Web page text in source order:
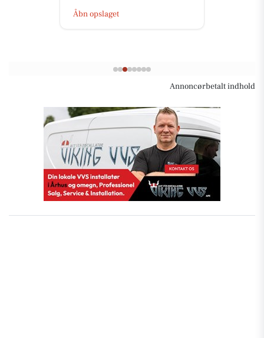
Åbn opslaget
Annoncørbetalt indhold